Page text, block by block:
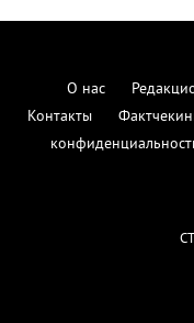
О нас
Контакты